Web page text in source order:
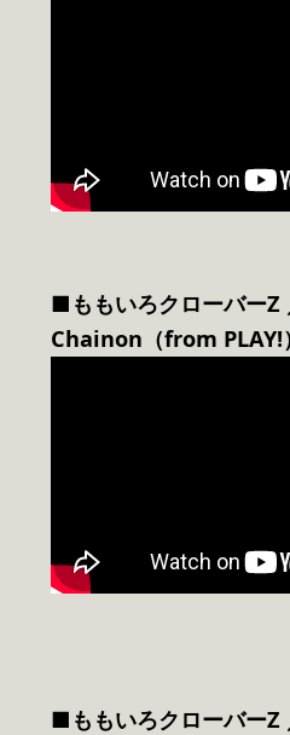
■ももいろクローバーZ
Chainon（from PLAY!）
■ももいろクローバーZ